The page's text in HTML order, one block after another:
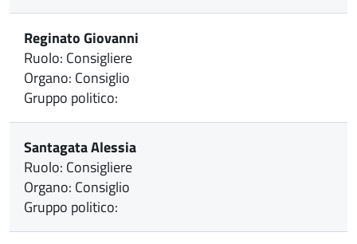
Reginato Giovanni
Ruolo: Consigliere
Organo: Consiglio
Gruppo politico:
Santagata Alessia
Ruolo: Consigliere
Organo: Consiglio
Gruppo politico: